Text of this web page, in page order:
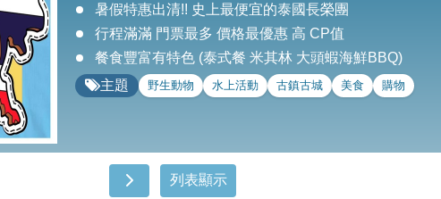
暑假特惠出清!! 史上最便宜的泰國長榮團
行程滿滿 門票最多 價格最優惠 高 CP值
餐食豐富有特色 (泰式餐 米其林 大頭蝦海鮮BBQ)
主題
野生動物 水上活動 古鎮古城 美食 購物
列表顯示